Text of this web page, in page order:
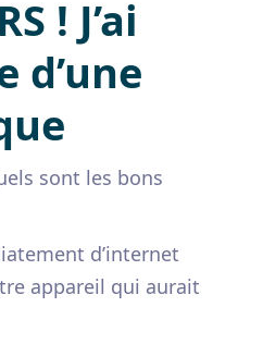
! J’ai
d’une
sont les bons
d’internet
appareil qui aurait